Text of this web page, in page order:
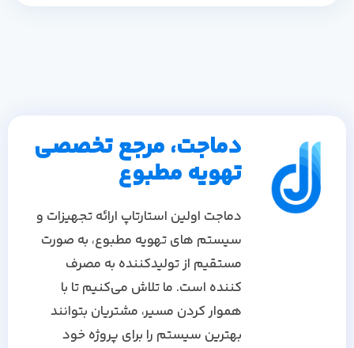
دماجت، مرجع تخصصی
تهویه مطبوع
دماجت اولین استارتاپ ارائه تجهیزات و
سیستم های تهویه مطبوع، به صورت
مستقیم از تولیدکننده به مصرف
کننده است. ما تلاش می‌کنیم تا با
هموار کردن مسیر، مشتریان بتوانند
بهترین سیستم را برای پروژه خود